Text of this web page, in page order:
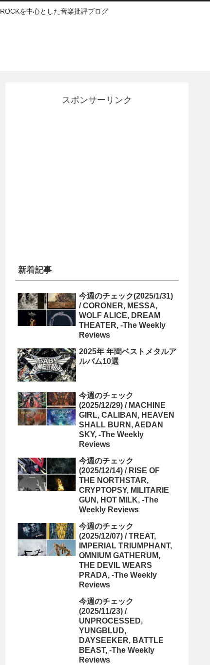
を中心とした音楽批評ブログ
スポンサーリンク
新着記事
今週のチェック(2025/1/31)
/ CORONER, MESSA,
WOLF ALICE, DREAM
THEATER, -The Weekly
Reviews
2025年 年間ベストメタルア
ルバム10選
今週のチェック
(2025/12/29) / MACHINE
GIRL, CALIBAN, HEAVEN
SHALL BURN, AEDAN
SKY, -The Weekly
Reviews
今週のチェック
(2025/12/14) / RISE OF
THE NORTHSTAR,
CRYPTOPSY, MILITARIE
GUN, HOT MILK, -The
Weekly Reviews
今週のチェック
(2025/12/07) / TREAT,
IMPERIAL TRIUMPHANT,
OMNIUM GATHERUM,
THE DEVIL WEARS
PRADA, -The Weekly
Reviews
今週のチェック
(2025/11/23) /
UNPROCESSED,
YUNGBLUD,
DAYSEEKER, BATTLE
BEAST, -The Weekly
Reviews